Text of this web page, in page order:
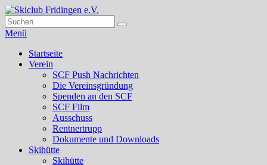
Zum
Inhalt
springen
Skiclub Fridingen e.V.
Suchen
nach:
Suchen
Menü
Primäres
Menü
Startseite
Verein
SCF Push Nachrichten
Die Vereinsgründung
Spenden an den SCF
SCF Film
Ausschuss
Rentnertrupp
Dokumente und Downloads
Skihütte
Skihütte